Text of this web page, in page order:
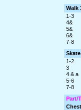
Walk
1-3
4&
5&
6&
7-8
1-2
3
4 & a
5-6
7-8
Part/